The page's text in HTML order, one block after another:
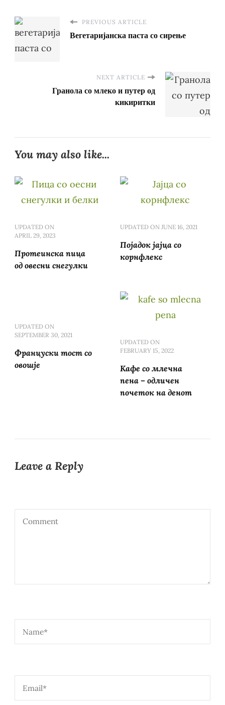
PREVIOUS ARTICLE
Вегетаријанска паста со сирење
NEXT ARTICLE
Гранола со млеко и путер од
кикиритки
You may also like...
UPDATED ON
APRIL 29, 2023
Протеинска пица
од овесни снегулки
UPDATED ON JUNE 16, 2021
Појадок јајца со
корнфлекс
UPDATED ON
SEPTEMBER 30, 2021
Француски тост со
овошје
UPDATED ON
FEBRUARY 15, 2022
Кафе со млечна
пена – одличен
почеток на денот
Leave a Reply